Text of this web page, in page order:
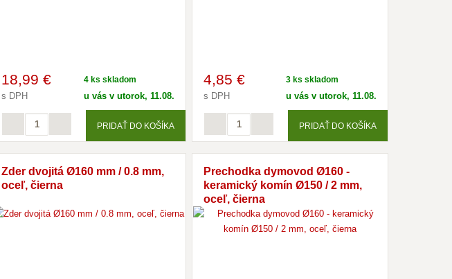
18,99 €
s DPH
4 ks skladom
u vás v utorok, 11.08.
PRIDAŤ DO KOŠÍKA
4,85 €
s DPH
3 ks skladom
u vás v utorok, 11.08.
PRIDAŤ DO KOŠÍKA
Zder dvojitá Ø160 mm / 0.8 mm,
oceľ, čierna
Prechodka dymovod Ø160 -
keramický komín Ø150 / 2 mm,
oceľ, čierna